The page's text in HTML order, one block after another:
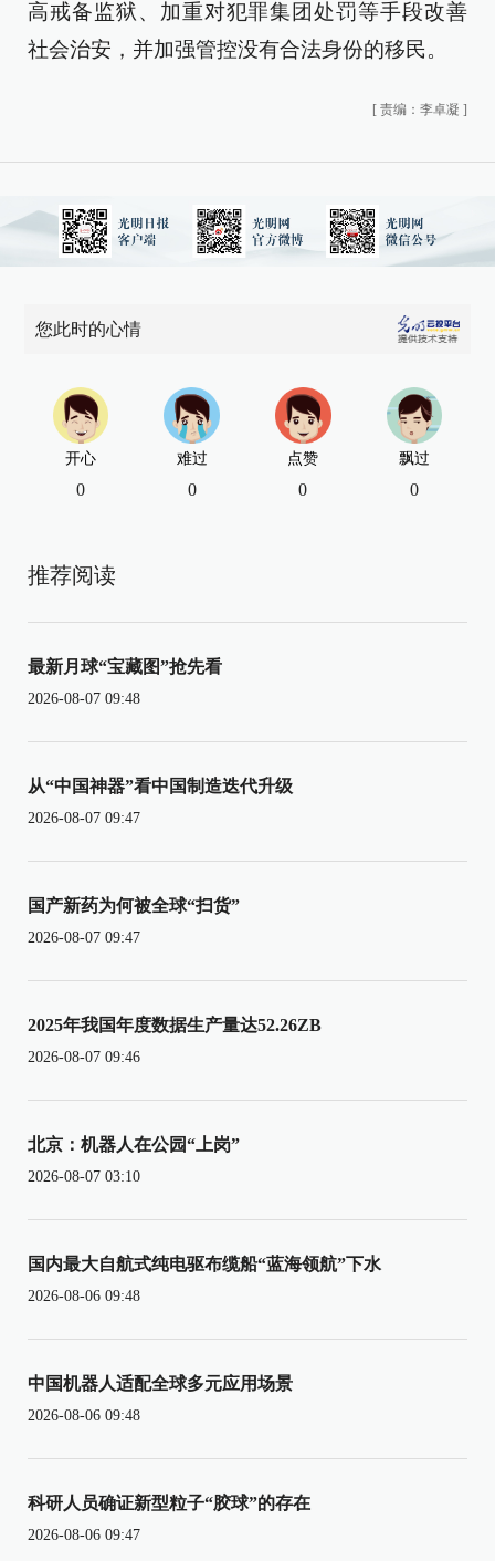
高戒备监狱、加重对犯罪集团处罚等手段改善
社会治安，并加强管控没有合法身份的移民。
[ 责编：李卓凝 ]
您此时的心情
开心
0
难过
0
点赞
0
飘过
0
推荐阅读
最新月球“宝藏图”抢先看
2026-08-07 09:48
从“中国神器”看中国制造迭代升级
2026-08-07 09:47
国产新药为何被全球“扫货”
2026-08-07 09:47
2025年我国年度数据生产量达52.26ZB
2026-08-07 09:46
北京：机器人在公园“上岗”
2026-08-07 03:10
国内最大自航式纯电驱布缆船“蓝海领航”下水
2026-08-06 09:48
中国机器人适配全球多元应用场景
2026-08-06 09:48
科研人员确证新型粒子“胶球”的存在
2026-08-06 09:47